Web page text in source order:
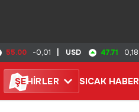
55.00 -0,01 USD 47.71 0,18
ŞEHİRLER SICAK HABER